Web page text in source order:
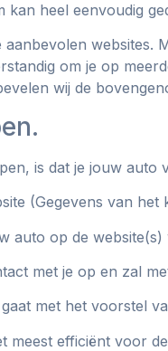
heel eenvoudig
websites.
om je op
wij de
is dat je jouw
(Gegevens van
auto op de
met je op en zal
met het voorstel
meest efficiënt voor